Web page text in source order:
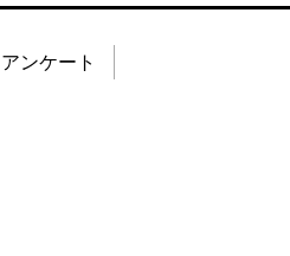
アンケート